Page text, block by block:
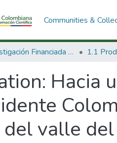
Communities &
1. Investigación Financiada con Recursos Públicos
Hacia
valle del